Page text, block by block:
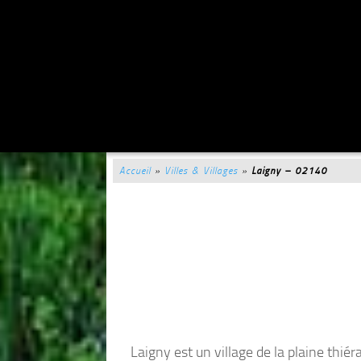
Accueil» Villes & Villages » Laigny – 02140
Laigny est un village de la plaine